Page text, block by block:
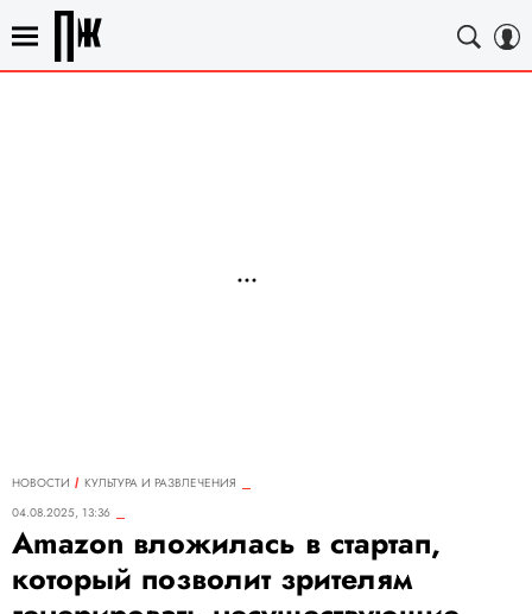
НОВОСТИ
КУЛЬТУРА И РАЗВЛЕЧЕНИЯ
04.08.2025, 13:36
Amazon вложилась в стартап,
который позволит зрителям